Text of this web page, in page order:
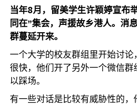
当年8月，留美学生许颖婷宣布
同在”集会，声援故乡港人。消
群蔓延开来。
一个大学的校友群组里开始讨论
很快，他们开了另外一个微信群
以踩场。
有一些对话是比较有威胁性的，